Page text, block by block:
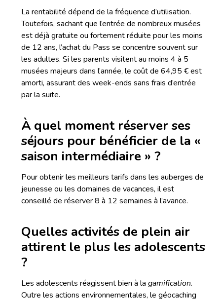
La rentabilité dépend de la fréquence d’utilisation.
Toutefois, sachant que l’entrée de nombreux musées
est déjà gratuite ou fortement réduite pour les moins
de 12 ans, l’achat du Pass se concentre souvent sur
les adultes. Si les parents visitent au moins 4 à 5
musées majeurs dans l’année, le coût de 64,95 € est
amorti, assurant des week-ends sans frais d’entrée
par la suite.
À quel moment réserver ses
séjours pour bénéficier de la «
saison intermédiaire » ?
Pour obtenir les meilleurs tarifs dans les auberges de
jeunesse ou les domaines de vacances, il est
conseillé de réserver 8 à 12 semaines à l’avance.
Quelles activités de plein air
attirent le plus les adolescents
?
Les adolescents réagissent bien à lagamification.
Outre les actions environnementales, le géocaching